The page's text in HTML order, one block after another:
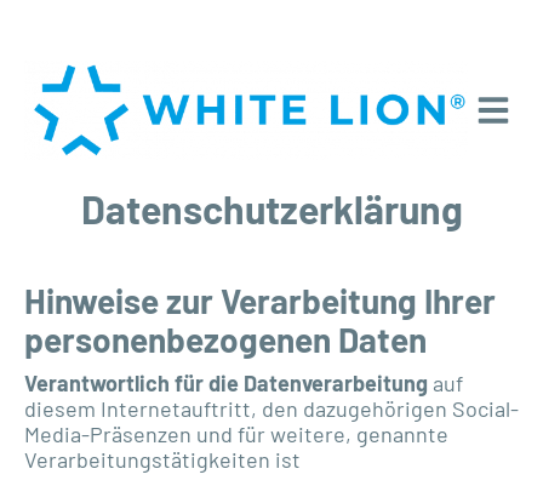
Datenschutzerklärung
Hinweise zur Verarbeitung Ihrer
personenbezogenen Daten
Verantwortlich für die Datenverarbeitung auf
diesem Internetauftritt, den dazugehörigen Social-
Media-Präsenzen und für weitere, genannte
Verarbeitungstätigkeiten ist